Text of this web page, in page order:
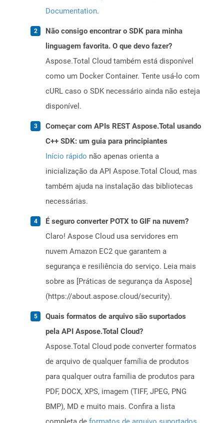
Documentation.
Não consigo encontrar o SDK para minha
linguagem favorita. O que devo fazer?
Aspose.Total Cloud também está disponível
como um Docker Container. Tente usá-lo com
cURL caso o SDK necessário ainda não esteja
disponível.
Começar com APIs REST Aspose.Total usando
C++ SDK: um guia para principiantes
Início rápido não apenas orienta a
inicialização da API Aspose.Total Cloud, mas
também ajuda na instalação das bibliotecas
necessárias.
É seguro converter POTX to GIF na nuvem?
Claro! Aspose Cloud usa servidores em
nuvem Amazon EC2 que garantem a
segurança e resiliência do serviço. Leia mais
sobre as [Práticas de segurança da Aspose]
(https://about.aspose.cloud/security).
Quais formatos de arquivo são suportados
pela API Aspose.Total Cloud?
Aspose.Total Cloud pode converter formatos
de arquivo de qualquer família de produtos
para qualquer outra família de produtos para
PDF, DOCX, XPS, imagem (TIFF, JPEG, PNG
BMP), MD e muito mais. Confira a lista